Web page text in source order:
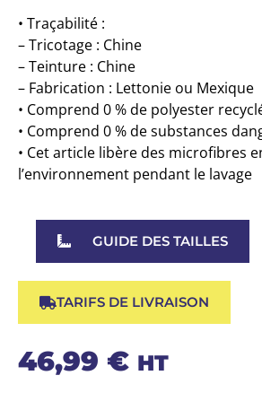
• Traçabilité :
– Tricotage : Chine
– Teinture : Chine
– Fabrication : Lettonie ou Mexique
• Comprend 0 % de polyester
• Comprend 0 % de substances
• Cet article libère des microfibres
l’environnement pendant le lavage
GUIDE DES TAILLES
TARIFS DE LIVRAISON
46,99 € HT